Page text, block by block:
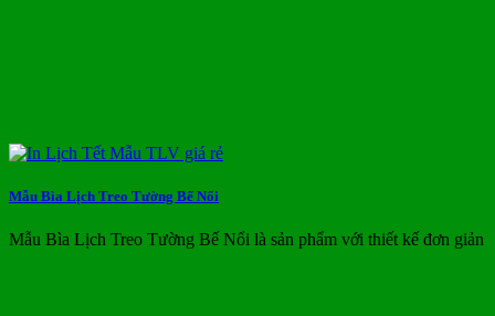
Mẫu Bìa Lịch Treo Tường Bế Nổi
Mẫu Bìa Lịch Treo Tường Bế Nổi là sản phẩm với thiết kế đơn giản